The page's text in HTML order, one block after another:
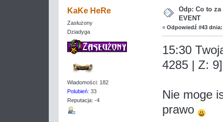
KaKe HeRe
Zasłużony
Dziadyga
Wiadomości: 182
Polubień: 33
Reputacja: -4
Odp: Co to za
EVENT
« Odpowiedź #43 dnia:
15:30
4285 | Z: 9]
Nie moge
prawo